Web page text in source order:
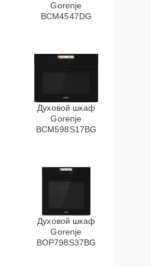
Gorenje
BCM4547DG
Духовой шкаф
Gorenje
BCM598S17BG
Духовой шкаф
Gorenje
BOP798S37BG